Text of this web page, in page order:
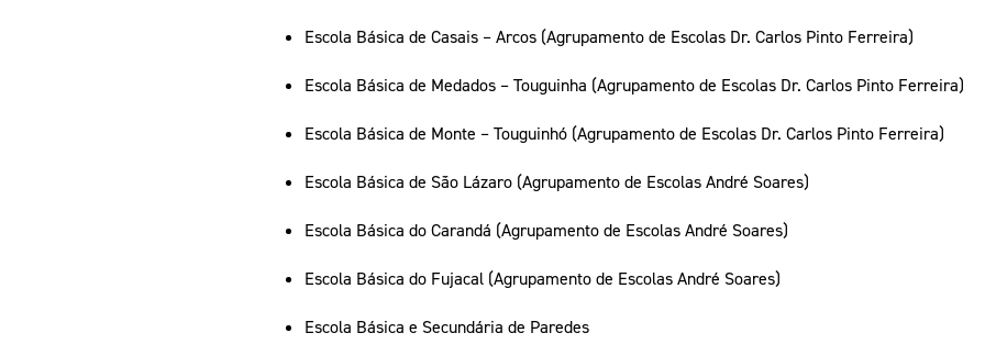
Escola Básica de Casais – Arcos (Agrupamento de Escolas Dr. Carlos Pinto Ferreira)
Escola Básica de Medados – Touguinha (Agrupamento de Escolas Dr. Carlos Pinto Ferreira)
Escola Básica de Monte – Touguinhó (Agrupamento de Escolas Dr. Carlos Pinto Ferreira)
Escola Básica de São Lázaro (Agrupamento de Escolas André Soares)
Escola Básica do Carandá (Agrupamento de Escolas André Soares)
Escola Básica do Fujacal (Agrupamento de Escolas André Soares)
Escola Básica e Secundária de Paredes